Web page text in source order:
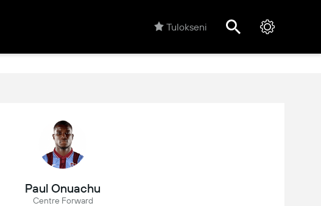
Tulokseni
Paul Onuachu
Centre Forward